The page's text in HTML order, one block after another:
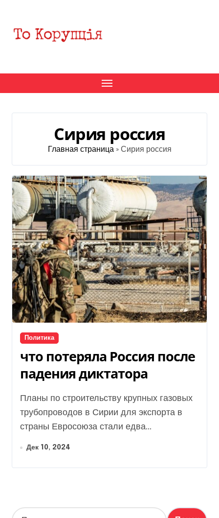
содержанию
Сирия россия
Главная страница» Сирия россия
Политика
что потеряла Россия после
падения диктатора
Планы по строительству крупных газовых
трубопроводов в Сирии для экспорта в
страны Евросоюза стали едва...
Дек 10, 2024
Н